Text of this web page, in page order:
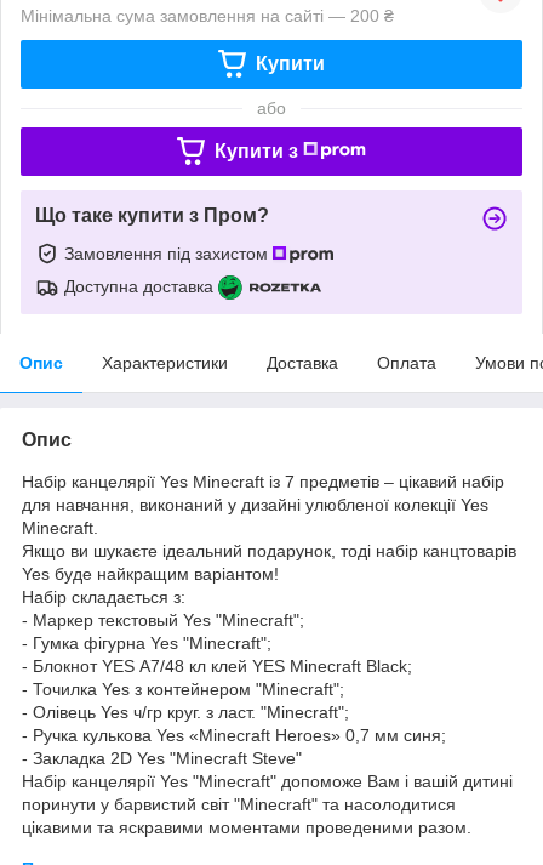
Мінімальна сума замовлення на сайті — 200 ₴
Купити
або
Купити з
Що таке купити з Пром?
Замовлення під захистом
Доступна доставка
Опис Характеристики Доставка Оплата Умови
Опис
Набір канцелярії Yes Minecraft із 7 предметів – цікавий набір
для навчання, виконаний у дизайні улюбленої колекції Yes
Minecraft.
Якщо ви шукаєте ідеальний подарунок, тоді набір канцтоварів
Yes буде найкращим варіантом!
Набір складається з:
- Маркер текстовый Yes "Minecraft";
- Гумка фігурна Yes "Minecraft";
- Блокнот YES А7/48 кл клей YES Minecraft Black;
- Точилка Yes з контейнером "Minecraft";
- Олівець Yes ч/гр круг. з ласт. "Minecraft";
- Ручка кулькова Yes «Minecraft Heroes» 0,7 мм синя;
- Закладка 2D Yes "Minecraft Steve"
Набір канцелярії Yes "Minecraft" допоможе Вам і вашій дитині
поринути у барвистий світ "Minecraft" та насолодитися
цікавими та яскравими моментами проведеними разом.